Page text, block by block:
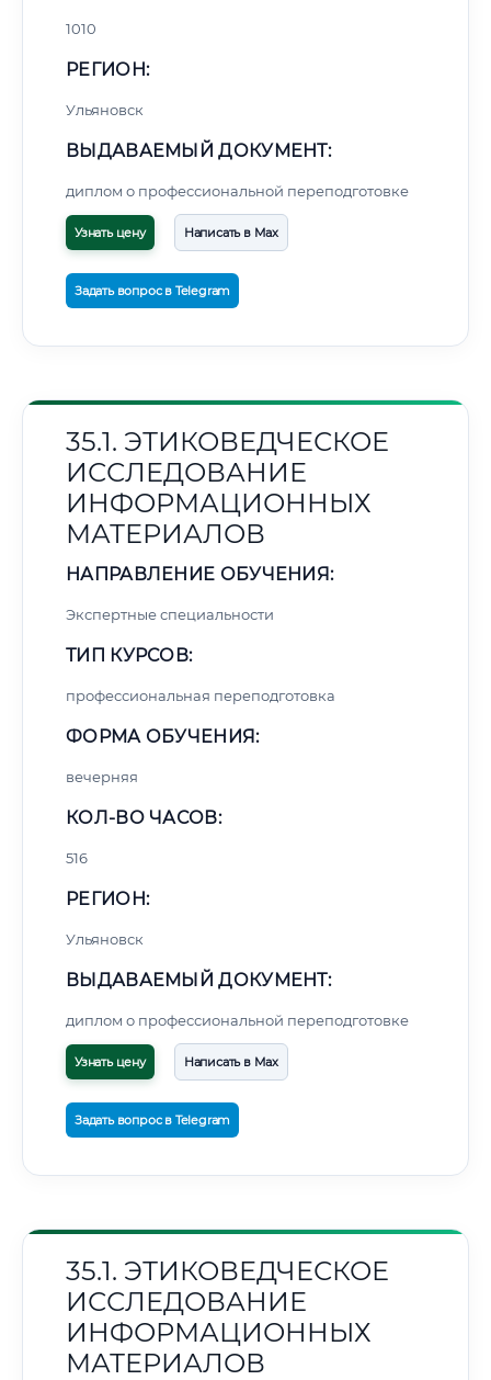
1010
РЕГИОН:
Ульяновск
ВЫДАВАЕМЫЙ ДОКУМЕНТ:
диплом о профессиональной переподготовке
Узнать цену Написать в Max
Задать вопрос в Telegram
35.1. ЭТИКОВЕДЧЕСКОЕ
ИССЛЕДОВАНИЕ
ИНФОРМАЦИОННЫХ
МАТЕРИАЛОВ
НАПРАВЛЕНИЕ ОБУЧЕНИЯ:
Экспертные специальности
ТИП КУРСОВ:
профессиональная переподготовка
ФОРМА ОБУЧЕНИЯ:
вечерняя
КОЛ-ВО ЧАСОВ:
516
РЕГИОН:
Ульяновск
ВЫДАВАЕМЫЙ ДОКУМЕНТ:
диплом о профессиональной переподготовке
Узнать цену Написать в Max
Задать вопрос в Telegram
35.1. ЭТИКОВЕДЧЕСКОЕ
ИССЛЕДОВАНИЕ
ИНФОРМАЦИОННЫХ
МАТЕРИАЛОВ